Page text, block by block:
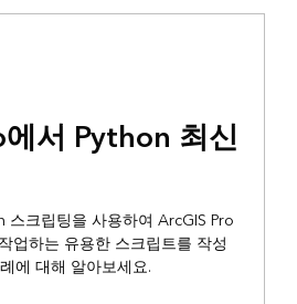
서 Python 최신
스크립팅을 사용하여 ArcGIS Pro
업하는 유용한 스크립트를 작성
에 대해 알아보세요.